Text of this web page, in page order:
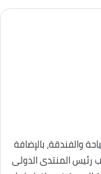
والفندقة، بالإضافة
رئيس المنتدى الدولى